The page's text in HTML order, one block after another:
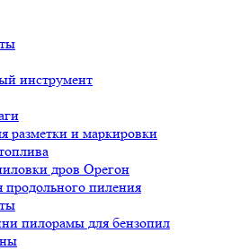
инструмент
разметки и маркировки
дров Орегон
пиления
пилорамы для бензопил